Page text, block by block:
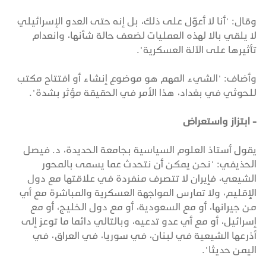
وقال: "أنا لا أعوّل على ذلك، بل إنه حتى العدو الإسرائيلي
لا يلقي بالا لهذه العمليات لضعف حالة شأنها، وانعدام
تأثيرها على الآلة العسكرية".
وأضاف: "الشيء المهم هو موضوع إنشاء أو افتتاح مكتب
للحوثي في بغداد، هذا الأمر في الحقيقة مؤثر بشدة".
- ابتزاز واستعراض
يقول أستاذ العلوم السياسية بجامعة الحديدة، د. فيصل
الحذيفي: "نحن يمكن أن نتحدث عما يسمى بالمحور
الشيعي، فإيران لا تتصرف منفردة في علاقتها مع دول
الإقليم، ولا تمارس المواجهة العسكرية والمباشرة مع أي
من جيرانها، أو مع السعودية، أو مع دول الخليج، أو مع
إسرائيل، أو مع أي عدو تدعيه، وبالتالي دائما ما توعز إلى
أذرعها الشيعية في لبنان، في سوريا، في العراق، في
اليمن حديثا".